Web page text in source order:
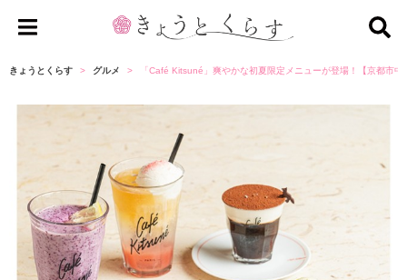
ょ
と
ら
す
きょうとくらす グルメ 「Café Kitsuné」爽やかな初夏限定メニューが登場！【京都市中